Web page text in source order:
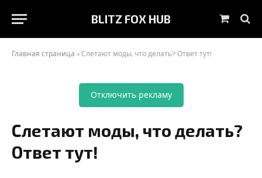
BLITZ FOX HUB Корзина
Главная страница »Слетают моды, что делать? Ответ тут!
Отключить рекламу
Слетают моды, что делать?
Ответ тут!